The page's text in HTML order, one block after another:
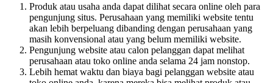
Produk atau usaha anda dapat dilihat secara online oleh para
pengunjung situs. Perusahaan yang memiliki website tentu
akan lebih berpeluang dibanding dengan perusahaan yang
masih konvensional atau yang belum memiliki website.
Pengunjung website atau calon pelanggan dapat melihat
perusahaan atau toko online anda selama 24 jam nonstop.
Lebih hemat waktu dan biaya bagi pelanggan website atau